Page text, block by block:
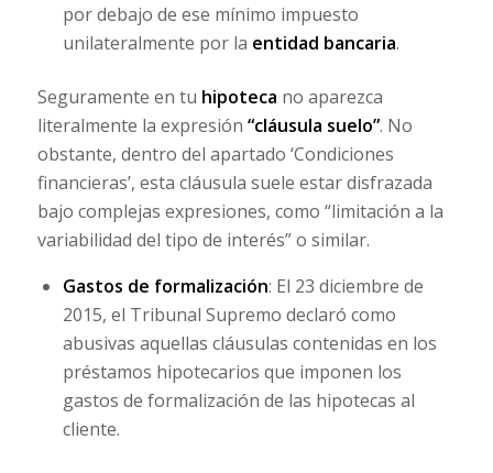
por debajo de ese mínimo impuesto
unilateralmente por la entidad bancaria.
Seguramente en tu hipoteca no aparezca
literalmente la expresión “cláusula suelo”. No
obstante, dentro del apartado ‘Condiciones
financieras’, esta cláusula suele estar disfrazada
bajo complejas expresiones, como “limitación a la
variabilidad del tipo de interés” o similar.
Gastos de formalización: El 23 diciembre de
2015, el Tribunal Supremo declaró como
abusivas aquellas cláusulas contenidas en los
préstamos hipotecarios que imponen los
gastos de formalización de las hipotecas al
cliente.